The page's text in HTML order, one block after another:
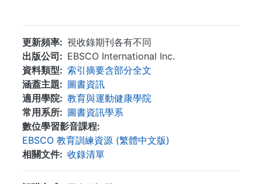
更新頻率
視收錄期刊各有不同
出版公司
EBSCO International Inc.
資料類型
索引摘要含部分全文
涵蓋主題
圖書資訊
適用學院
教育與運動健康學院
常用系所
圖書資訊學系
數位學習影音課程
EBSCO 教育訓練資源 (繁體中文版)
相關文件
收錄清單